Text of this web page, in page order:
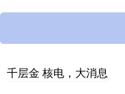
千层金 核电，大消息